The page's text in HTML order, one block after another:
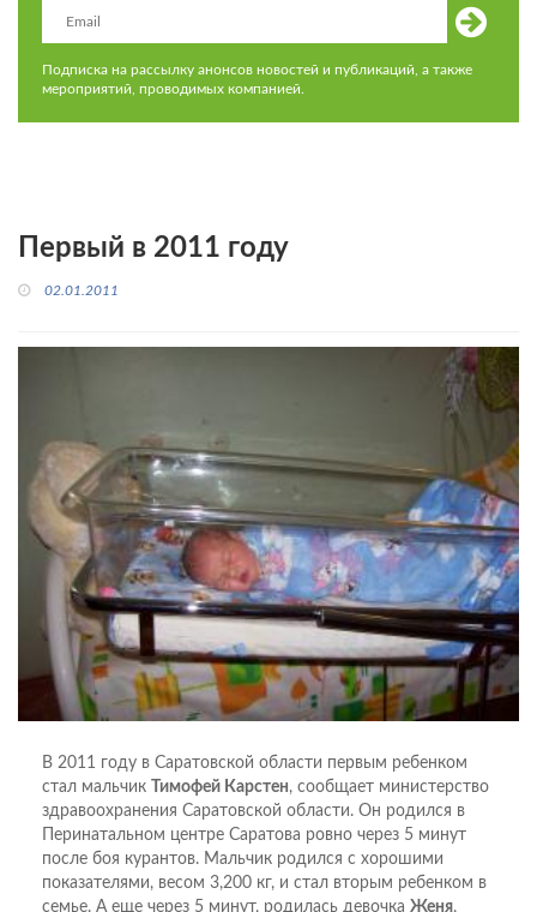
Подписка на рассылку анонсов новостей и публикаций, а также
мероприятий, проводимых компанией.
Первый в 2011 году
02.01.2011
В 2011 году в Саратовской области первым ребенком
стал мальчик
Тимофей Карстен, сообщает министерство
здравоохранения Саратовской области. Он родился в
Перинатальном центре Саратова ровно через 5 минут
после боя курантов. Мальчик родился с хорошими
показателями, весом 3,200 кг, и стал вторым ребенком в
семье. А еще через 5 минут, родилась девочка Женя,